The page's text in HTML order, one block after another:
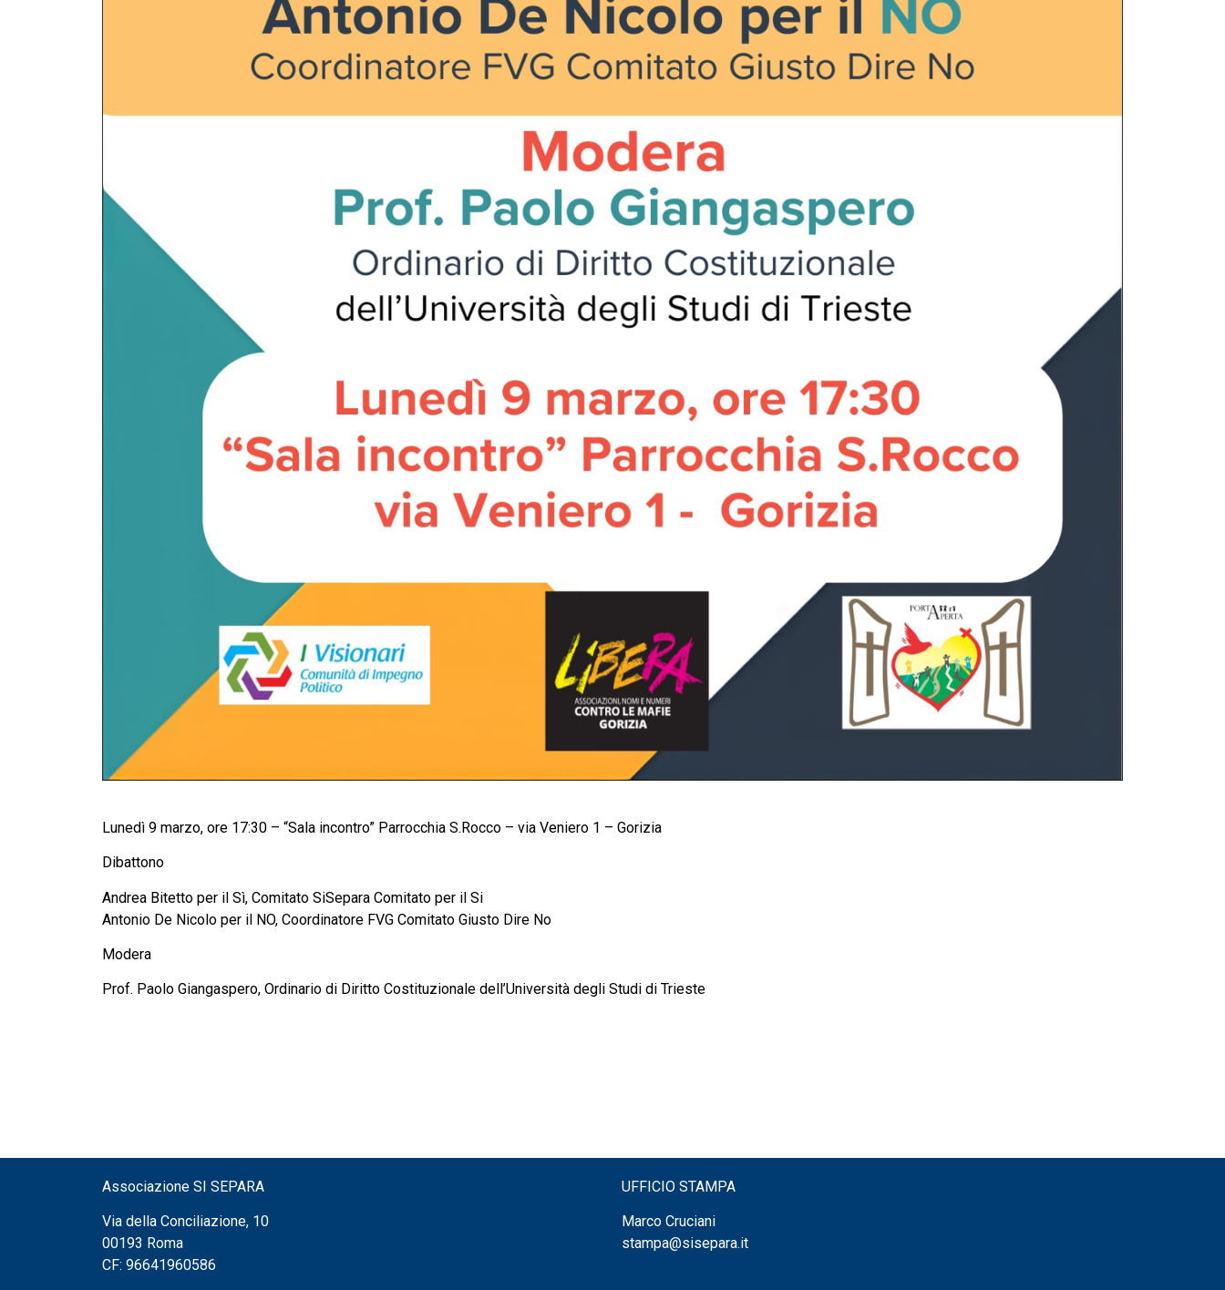
Lunedì 9 marzo, ore 17:30 – “Sala incontro” Parrocchia S.Rocco – via Veniero 1 – Gorizia
Dibattono
Andrea Bitetto per il Sì, Comitato SiSepara Comitato per il Si
Antonio De Nicolo per il NO, Coordinatore FVG Comitato Giusto Dire No
Modera
Prof. Paolo Giangaspero, Ordinario di Diritto Costituzionale dell’Università degli Studi di Trieste
Associazione SI SEPARA
Via della Conciliazione, 10
00193 Roma
CF: 96641960586
UFFICIO STAMPA
Marco Cruciani
stampa@sisepara.it